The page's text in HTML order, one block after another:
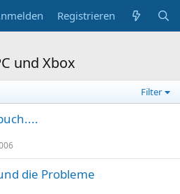
Registrieren
und Xbox
Filter
die Probleme